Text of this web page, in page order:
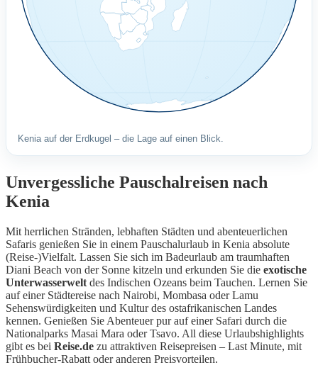
Kenia auf der Erdkugel – die Lage auf einen Blick.
Unvergessliche Pauschalreisen nach
Kenia
Mit herrlichen Stränden, lebhaften Städten und abenteuerlichen
Safaris genießen Sie in einem Pauschalurlaub in Kenia absolute
(Reise-)Vielfalt. Lassen Sie sich im Badeurlaub am traumhaften
Diani Beach von der Sonne kitzeln und erkunden Sie die exotische
Unterwasserwelt des Indischen Ozeans beim Tauchen. Lernen Sie
auf einer Städtereise nach Nairobi, Mombasa oder Lamu
Sehenswürdigkeiten und Kultur des ostafrikanischen Landes
kennen. Genießen Sie Abenteuer pur auf einer Safari durch die
Nationalparks Masai Mara oder Tsavo. All diese Urlaubshighlights
gibt es bei Reise.de zu attraktiven Reisepreisen – Last Minute, mit
Frühbucher-Rabatt oder anderen Preisvorteilen.